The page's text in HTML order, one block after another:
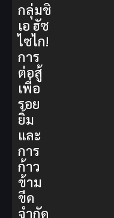
กลุ่มชิ
เอ ฮัซ
ไซไก!
การ
ต่อสู้
เพื่อ
รอย
ยิ้ม
และ
การ
ก้าว
ข้าม
ขีด
จำกัด